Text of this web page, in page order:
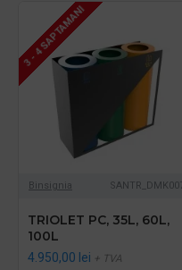
3 - 4 SAPTAMANI
Binsignia
TRIOLET PC, 35L, 60L,
100L
4.950,00 lei + TVA